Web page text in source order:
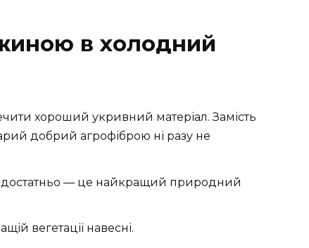
в холодний
хороший укривний матеріал. Замість
добрий агрофіброю ні разу не
достатньо — це найкращий природний
вегетації навесні.